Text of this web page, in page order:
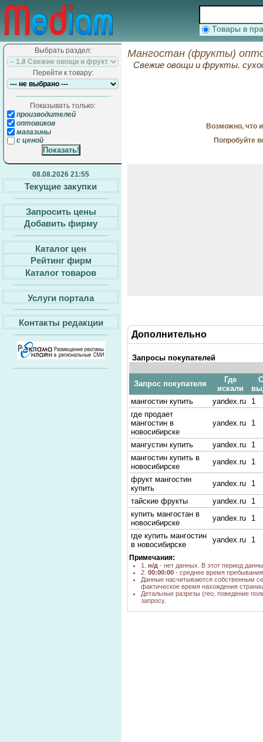
Товары в
Выбрать раздел:
Перейти к товару:
Показывать только:
производителей
оптовиков
магазины
с ценой
08.08.2026 21:55
Текущие закупки
Запросить цены
Добавить фирму
Каталог цен
Рейтинг фирм
Каталог товаров
Услуги портала
Контакты редакции
Мангостан (фрукты)
Свежие овощи и фрукты.
Возможно, что
Попробуйте
Дополнительно
Запросы покупателей
Запрос покупателя
Где
искали
мангостин купить
yandex.ru
1
где продает
мангостин в
новосибирске
yandex.ru 1
мангустин купить yandex.ru
1
мангостин купить в
новосибирске
yandex.ru
1
фрукт мангостин
купить
yandex.ru
1
тайские фрукты
yandex.ru
1
купить мангостан в
новосибирске
yandex.ru
1
где купить мангостин
в новосибирске
yandex.ru
1
где купить мангустин
в новосибирске
где купить мангостин
yandex.ru 1
фрукт мангостин
купить в
новосибирске
Примечания:
1. н/д - нет данных. В этот период
2. 00:00:00 - среднее время
Данные насчитываются собственным
фактическое время нахождения
Детальные разрезы (гео, поведение
запросу.